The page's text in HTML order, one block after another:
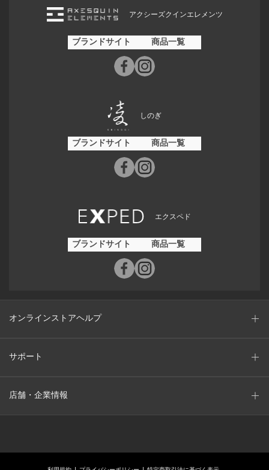
アクシーズクインエレメンツ
ブランドサイト 商品一覧
しのぎ
ブランドサイト 商品一覧
エクスペド
ブランドサイト 商品一覧
オンラインストアヘルプ
サポート
店舗・企業情報